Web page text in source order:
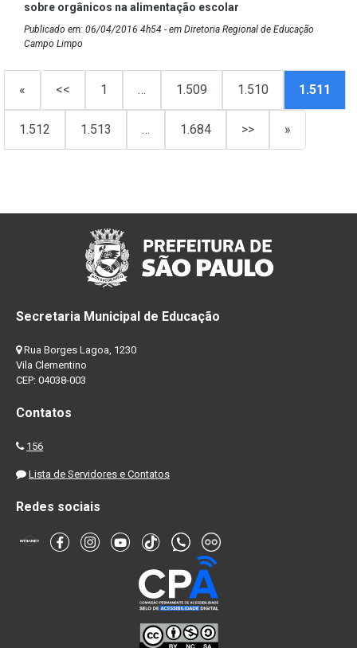
sobre orgânicos na alimentação escolar
Publicado em: 06/04/2016 4h54 - em Diretoria Regional de Educação
Campo Limpo
« << 1 … 1.509 1.510 1.511
1.512 1.513 … 1.684 >> »
Secretaria Municipal de Educação
Rua Borges Lagoa, 1230
Vila Clementino
CEP: 04038-003
Contatos
156
Lista de Servidores e Contatos
Redes sociais